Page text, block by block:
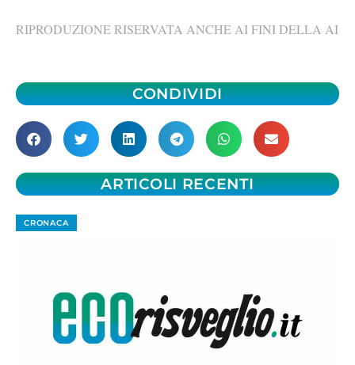
RIPRODUZIONE RISERVATA ANCHE AI FINI DELLA AI
CONDIVIDI
ARTICOLI RECENTI
CRONACA